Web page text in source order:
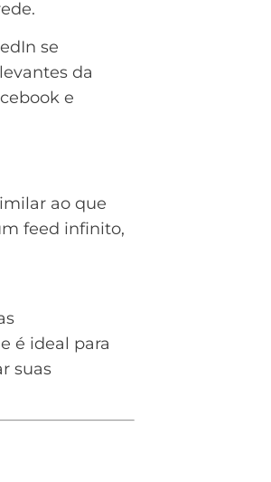
.
se
da
e
ao que
feed infinito,
é ideal para
suas